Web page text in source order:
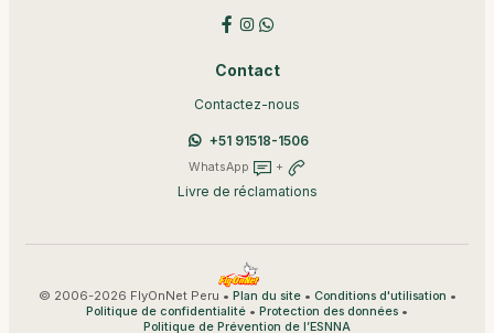
Contact
Contactez-nous
+51 91518-1506
WhatsApp +
Livre de réclamations
© 2006-2026 FlyOnNet Peru • Plan du site• Conditions d'utilisation •
Politique de confidentialité • Protection des données •
Politique de Prévention de l’ESNNA